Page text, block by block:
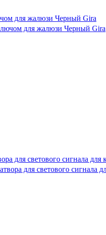
для жалюзи Черный Gira
для светового сигнала